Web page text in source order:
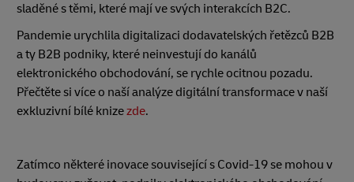
sladěné s těmi, které mají ve svých interakcích B2C.
Pandemie urychlila digitalizaci dodavatelských řetězců B2B
a ty B2B podniky, které neinvestují do kanálů
elektronického obchodování, se rychle ocitnou pozadu.
Přečtěte si více o naší analýze digitální transformace v naší
exkluzivní bílé knizezde.
Zatímco některé inovace související s Covid-19 se mohou v